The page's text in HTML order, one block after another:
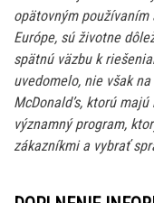
opätovným
Európe, sú životne
spätnú väzbu k
uvedomelo, nie však
McDonald’s, ktorú
významný program,
zákazníkmi a vybrať